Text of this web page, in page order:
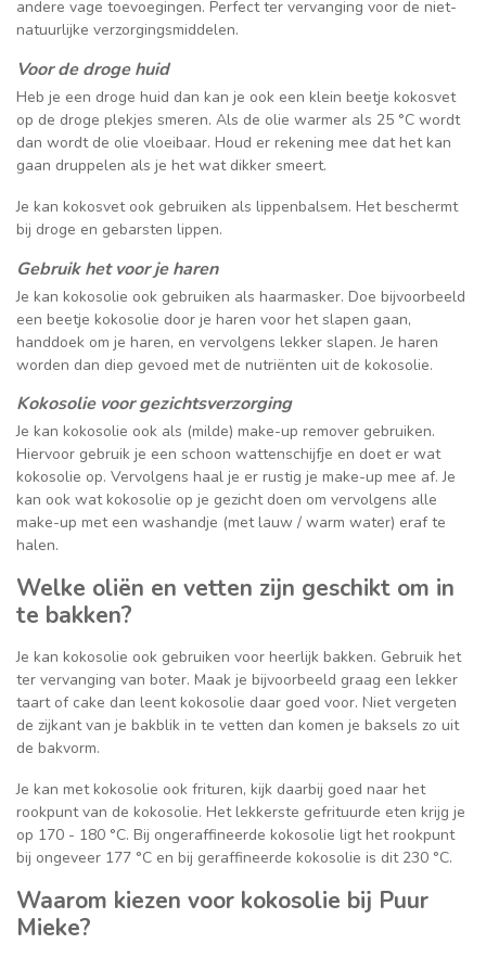
andere vage toevoegingen. Perfect ter vervanging voor de niet-
natuurlijke verzorgingsmiddelen.
Voor de droge huid
Heb je een droge huid dan kan je ook een klein beetje kokosvet
op de droge plekjes smeren. Als de olie warmer als 25 °C wordt
dan wordt de olie vloeibaar. Houd er rekening mee dat het kan
gaan druppelen als je het wat dikker smeert.
Je kan kokosvet ook gebruiken als lippenbalsem. Het beschermt
bij droge en gebarsten lippen.
Gebruik het voor je haren
Je kan kokosolie ook gebruiken als haarmasker. Doe bijvoorbeeld
een beetje kokosolie door je haren voor het slapen gaan,
handdoek om je haren, en vervolgens lekker slapen. Je haren
worden dan diep gevoed met de nutriënten uit de kokosolie.
Kokosolie voor gezichtsverzorging
Je kan kokosolie ook als (milde) make-up remover gebruiken.
Hiervoor gebruik je een schoon wattenschijfje en doet er wat
kokosolie op. Vervolgens haal je er rustig je make-up mee af. Je
kan ook wat kokosolie op je gezicht doen om vervolgens alle
make-up met een washandje (met lauw / warm water) eraf te
halen.
Welke oliën en vetten zijn geschikt om in
te bakken?
Je kan kokosolie ook gebruiken voor heerlijk bakken. Gebruik het
ter vervanging van boter. Maak je bijvoorbeeld graag een lekker
taart of cake dan leent kokosolie daar goed voor. Niet vergeten
de zijkant van je bakblik in te vetten dan komen je baksels zo uit
de bakvorm.
Je kan met kokosolie ook frituren, kijk daarbij goed naar het
rookpunt van de kokosolie. Het lekkerste gefrituurde eten krijg je
op 170 - 180 °C. Bij ongeraffineerde kokosolie ligt het rookpunt
bij ongeveer 177 °C en bij geraffineerde kokosolie is dit 230 °C.
Waarom kiezen voor kokosolie bij Puur
Mieke?